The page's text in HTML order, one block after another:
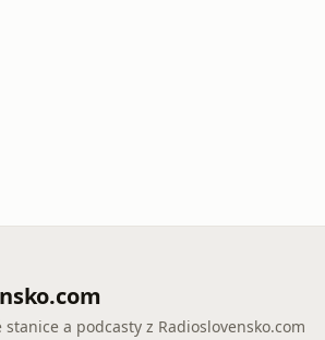
stanice a podcasty z Radioslovensko.com